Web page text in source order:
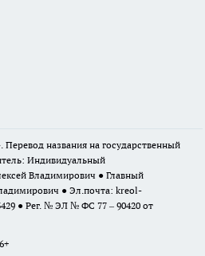
Перевод названия на государственный
Индивидуальный
Владимирович ● Главный
● Эл.почта: kreol-
● Рег. № ЭЛ № ФС 77 – 90420 от